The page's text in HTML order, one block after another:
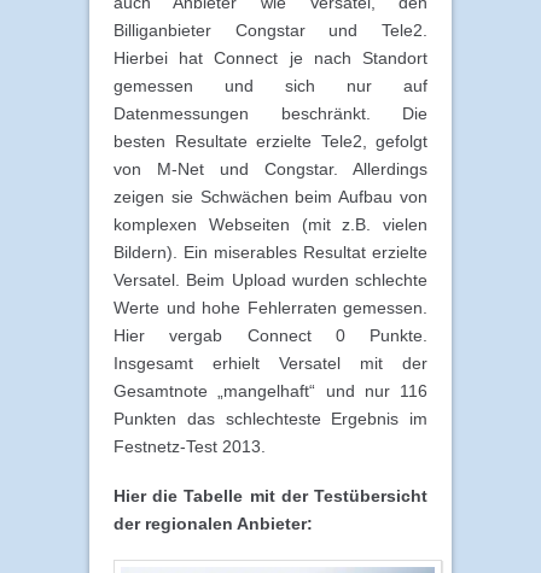
Billiganbieter Congstar und Tele2.
Hierbei hat Connect je nach Standort
gemessen und sich nur auf
Datenmessungen beschränkt. Die
besten Resultate erzielte Tele2, gefolgt
von M-Net und Congstar. Allerdings
zeigen sie Schwächen beim Aufbau von
komplexen Webseiten (mit z.B. vielen
Bildern). Ein miserables Resultat erzielte
Versatel. Beim Upload wurden schlechte
Werte und hohe Fehlerraten gemessen.
Hier vergab Connect 0 Punkte.
Insgesamt erhielt Versatel mit der
Gesamtnote „mangelhaft“ und nur 116
Punkten das schlechteste Ergebnis im
Festnetz-Test 2013.
Hier die Tabelle mit der Testübersicht
der regionalen Anbieter: